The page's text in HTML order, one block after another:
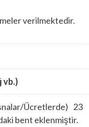
verilmektedir.
vb.)
Ücretlerde) 23
bent eklenmiştir.